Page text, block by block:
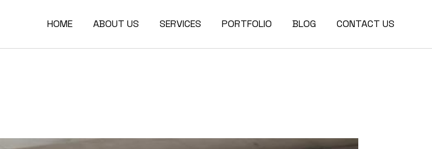
HOME ABOUT US SERVICES PORTFOLIO BLOG CONTACT US